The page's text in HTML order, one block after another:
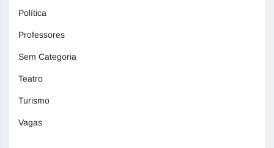
Política
Professores
Sem Categoria
Teatro
Turismo
Vagas